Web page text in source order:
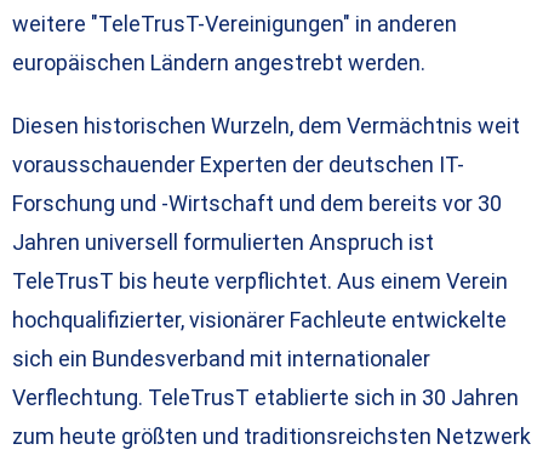
weitere "TeleTrusT-Vereinigungen" in anderen
europäischen Ländern angestrebt werden.
Diesen historischen Wurzeln, dem Vermächtnis weit
vorausschauender Experten der deutschen IT-
Forschung und -Wirtschaft und dem bereits vor 30
Jahren universell formulierten Anspruch ist
TeleTrusT bis heute verpflichtet. Aus einem Verein
hochqualifizierter, visionärer Fachleute entwickelte
sich ein Bundesverband mit internationaler
Verflechtung. TeleTrusT etablierte sich in 30 Jahren
zum heute größten und traditionsreichsten Netzwerk